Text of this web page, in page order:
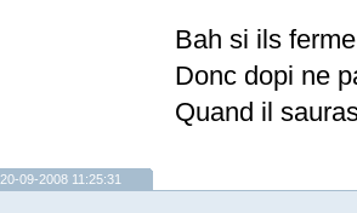
Bah si ils
Donc dopi ne
Quand il
20-09-2008 11:25:31